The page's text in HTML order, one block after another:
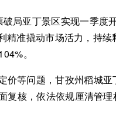
局亚丁景区实现一季度
精准撬动市场活力，持
。
价等问题，甘孜州稻城
复核，依法依规厘清管